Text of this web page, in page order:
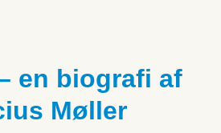
en biografi af
Møller